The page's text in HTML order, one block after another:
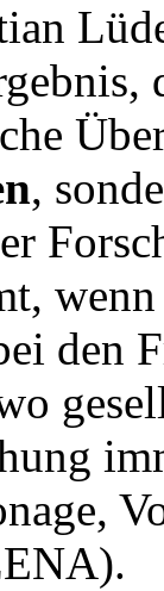
,
den